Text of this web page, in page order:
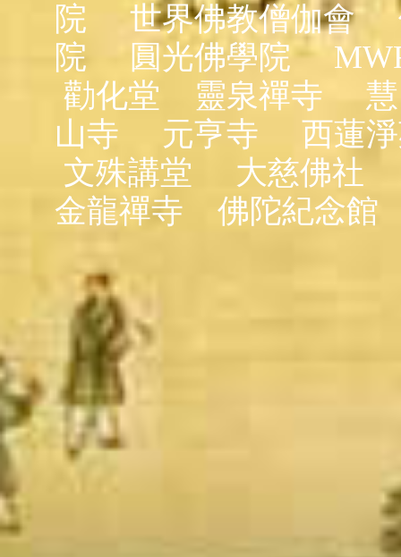
院
世界佛教僧伽會
院
圓光佛學院
勸化堂
靈泉禪寺
山寺
元亨寺
西蓮
文殊講堂
大慈佛社
金龍禪寺
佛陀紀念館